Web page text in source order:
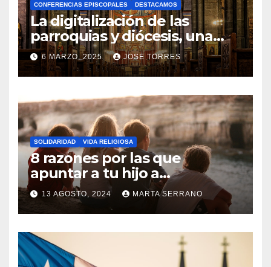
Y
C
O
M
N
T
A
R
I
O
S
CONFERENCIAS EPISCOPALES DESTACAMOS
La digitalización de las
parroquias y diócesis, una
realidad ya para el futuro de
la Iglesia
6 MARZO, 2025 JOSE TORRES
N
O
H
A
Y
SOLIDARIDAD VIDA RELIGIOSA
8 razones por las que
apuntar a tu hijo a
Catequesis
13 AGOSTO, 2024 MARTA SERRANO
N
O